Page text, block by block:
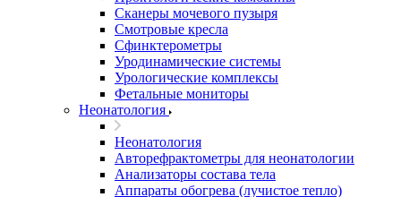
Сканеры мочевого пузыря
Смотровые кресла
Сфинктерометры
Уродинамические системы
Урологические комплексы
Фетальные мониторы
Неонатология
Неонатология
Авторефрактометры для неонатологии
Анализаторы состава тела
Аппараты обогрева (лучистое тепло)